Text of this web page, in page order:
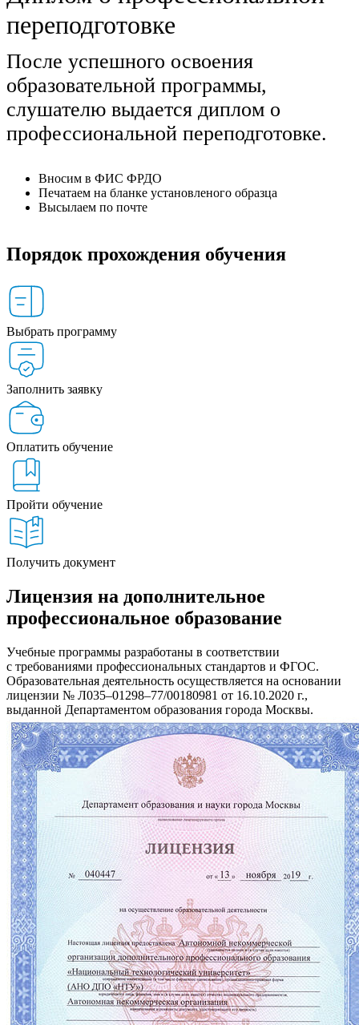
переподготовке
После успешного освоения
образовательной программы,
слушателю выдается диплом о
профессиональной переподготовке.
Вносим в ФИС ФРДО
Печатаем на бланке установленого образца
Высылаем по почте
Порядок прохождения обучения
Выбрать программу
Заполнить заявку
Оплатить обучение
Пройти обучение
Получить документ
Лицензия на дополнительное
профессиональное образование
Учебные программы разработаны в соответствии
с требованиями профессиональных стандартов и ФГОС.
Образовательная деятельность осуществляется на основании
лицензии № Л035–01298–77/00180981 от 16.10.2020 г.,
выданной Департаментом образования города Москвы.